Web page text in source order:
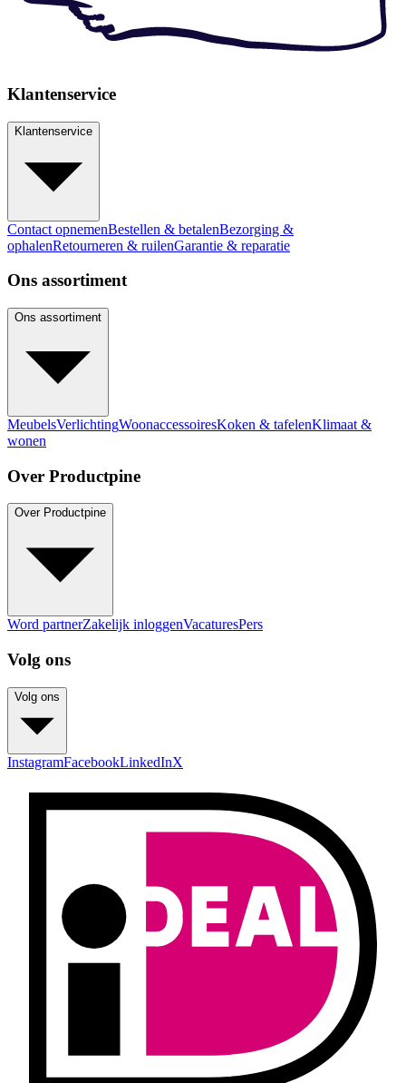
Klantenservice
Klantenservice
Contact opnemenBestellen & betalenBezorging &
ophalenRetourneren & ruilenGarantie & reparatie
Ons assortiment
Ons assortiment
MeubelsVerlichtingWoonaccessoiresKoken & tafelenKlimaat &
wonen
Over Productpine
Over Productpine
Word partnerZakelijk inloggenVacaturesPers
Volg ons
Volg ons
InstagramFacebookLinkedInX